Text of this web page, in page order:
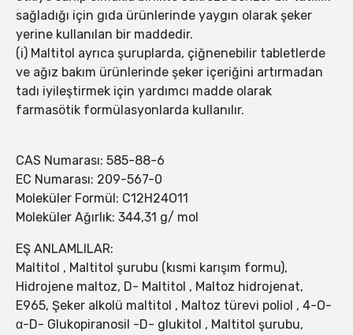
sağladığı için gıda ürünlerinde yaygın olarak şeker
yerine kullanılan bir maddedir.
(i) Maltitol ayrıca şuruplarda, çiğnenebilir tabletlerde
ve ağız bakım ürünlerinde şeker içeriğini artırmadan
tadı iyileştirmek için yardımcı madde olarak
farmasötik formülasyonlarda kullanılır.
CAS Numarası: 585-88-6
EC Numarası: 209-567-0
Moleküler Formül: C12H24O11
Moleküler Ağırlık: 344,31 g/ mol
EŞ ANLAMLILAR:
Maltitol , Maltitol şurubu (kısmi karışım formu),
Hidrojene maltoz, D- Maltitol , Maltoz hidrojenat,
E965, Şeker alkolü maltitol , Maltoz türevi poliol , 4-O-
α-D- Glukopiranosil -D- glukitol , Maltitol şurubu,